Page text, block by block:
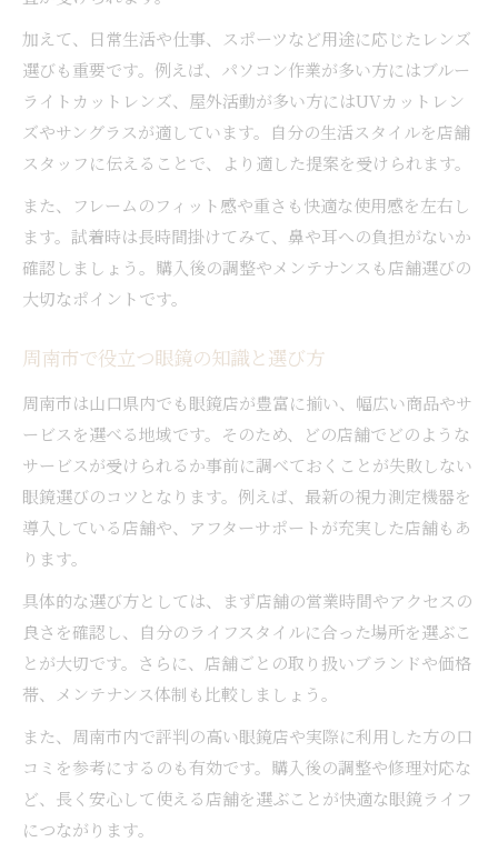
加えて、日常生活や仕事、スポーツなど用途に応じたレンズ
選びも重要です。例えば、パソコン作業が多い方にはブルー
ライトカットレンズ、屋外活動が多い方にはUVカットレン
ズやサングラスが適しています。自分の生活スタイルを店舗
スタッフに伝えることで、より適した提案を受けられます。
また、フレームのフィット感や重さも快適な使用感を左右し
ます。試着時は長時間掛けてみて、鼻や耳への負担がないか
確認しましょう。購入後の調整やメンテナンスも店舗選びの
大切なポイントです。
周南市で役立つ眼鏡の知識と選び方
周南市は山口県内でも眼鏡店が豊富に揃い、幅広い商品やサ
ービスを選べる地域です。そのため、どの店舗でどのような
サービスが受けられるか事前に調べておくことが失敗しない
眼鏡選びのコツとなります。例えば、最新の視力測定機器を
導入している店舗や、アフターサポートが充実した店舗もあ
ります。
具体的な選び方としては、まず店舗の営業時間やアクセスの
良さを確認し、自分のライフスタイルに合った場所を選ぶこ
とが大切です。さらに、店舗ごとの取り扱いブランドや価格
帯、メンテナンス体制も比較しましょう。
また、周南市内で評判の高い眼鏡店や実際に利用した方の口
コミを参考にするのも有効です。購入後の調整や修理対応な
ど、長く安心して使える店舗を選ぶことが快適な眼鏡ライフ
につながります。